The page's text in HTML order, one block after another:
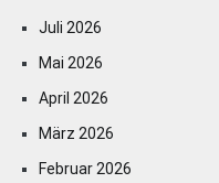
Juli 2026
Mai 2026
April 2026
März 2026
Februar 2026